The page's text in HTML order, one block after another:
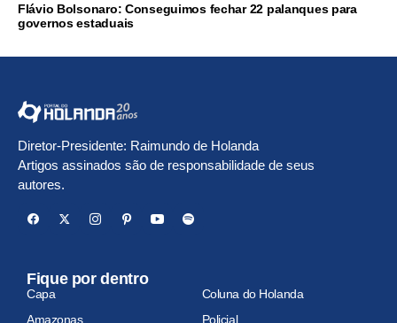
Flávio Bolsonaro: Conseguimos fechar 22 palanques para
governos estaduais
Diretor-Presidente: Raimundo de Holanda
Artigos assinados são de responsabilidade de seus
autores.
Fique por dentro
Capa
Coluna do Holanda
Amazonas
Policial